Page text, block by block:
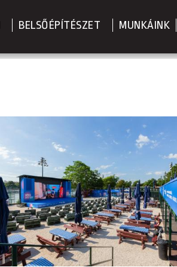
BELSŐÉPÍTÉSZET MUNKÁINK